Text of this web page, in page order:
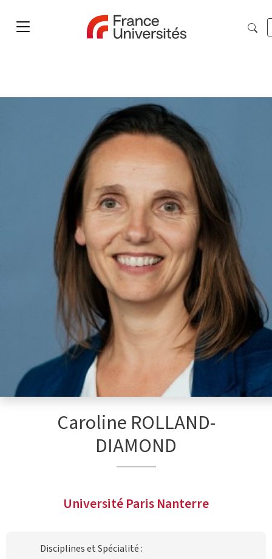
Caroline ROLLAND-
DIAMOND
Université Paris Nanterre
Disciplines et Spécialité :